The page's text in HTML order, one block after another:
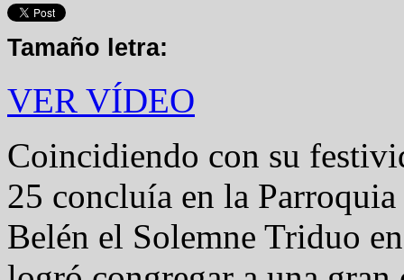
Tamaño letra:
VER VÍDEO
Coincidiendo con su
25 concluía en la
Belén el Solemne Triduo